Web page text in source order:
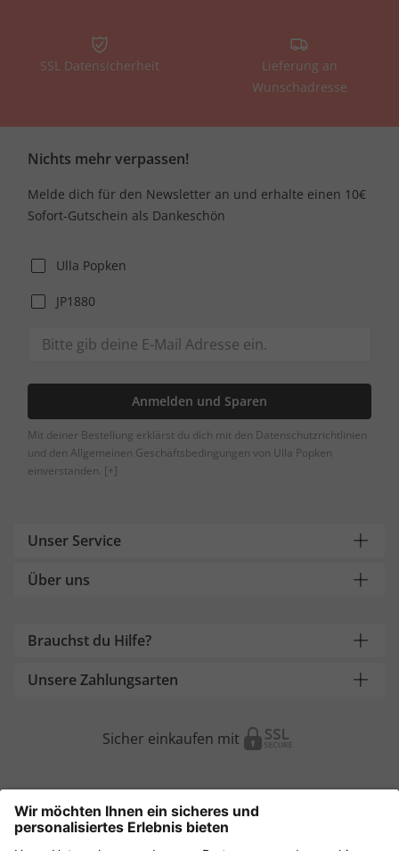
SSL Datensicherheit
Lieferung an
Wunschadresse
Nichts mehr verpassen!
Melde dich für den Newsletter an und erhalte einen 10€
Sofort-Gutschein als Dankeschön
Ulla Popken
JP1880
Anmelden und Sparen
Mit deiner Bestellung erklärst du dich mit den Datenschutzrichtlinien
und den Allgemeinen Geschäftsbedingungen von Ulla Popken
einverstanden. [+]
Unser Service
Über uns
Brauchst du Hilfe?
Unsere Zahlungsarten
Sicher einkaufen mit
Weitere Onlineshops